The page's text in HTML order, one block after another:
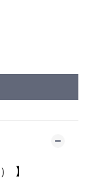
） 】